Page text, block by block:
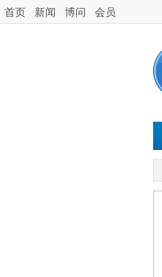
首页 新闻 博问 会员